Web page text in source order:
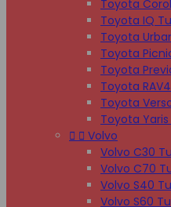
Toyota
Toyota IQ
Toyota
Toyota
Toyota
Toyota
Toyota
Toyota
  Volvo
Volvo C30
Volvo C70
Volvo S40
Volvo S60